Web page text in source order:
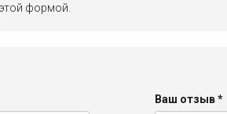
формой.
Ваш отзыв*